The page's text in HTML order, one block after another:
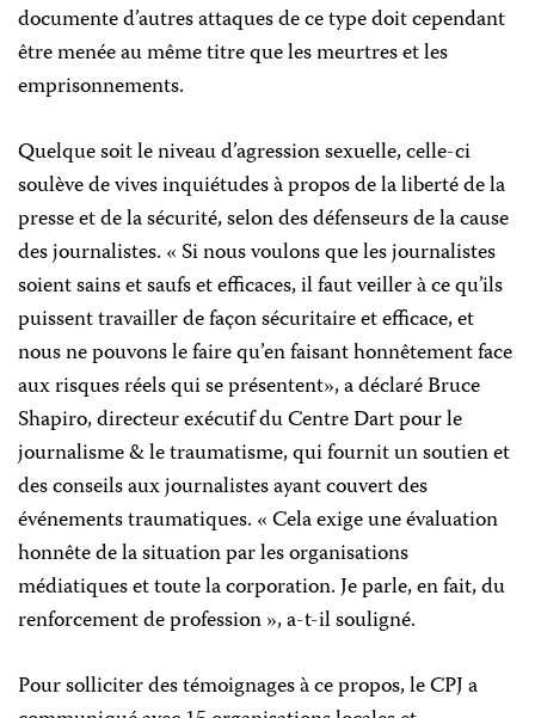
documente d’autres attaques de ce type doit cependant
être menée au même titre que les meurtres et les
emprisonnements.
Quelque soit le niveau d’agression sexuelle, celle-ci
soulève de vives inquiétudes à propos de la liberté de la
presse et de la sécurité, selon des défenseurs de la cause
des journalistes. « Si nous voulons que les journalistes
soient sains et saufs et efficaces, il faut veiller à ce qu’ils
puissent travailler de façon sécuritaire et efficace, et
nous ne pouvons le faire qu’en faisant honnêtement face
aux risques réels qui se présentent», a déclaré Bruce
Shapiro, directeur exécutif du Centre Dart pour le
journalisme & le traumatisme, qui fournit un soutien et
des conseils aux journalistes ayant couvert des
événements traumatiques. « Cela exige une évaluation
honnête de la situation par les organisations
médiatiques et toute la corporation. Je parle, en fait, du
renforcement de profession », a-t-il souligné.
Pour solliciter des témoignages à ce propos, le CPJ a